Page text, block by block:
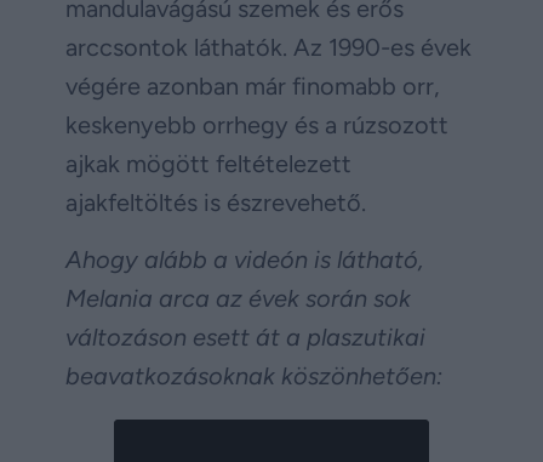
mandulavágású szemek és erős
arccsontok láthatók. Az 1990-es évek
végére azonban már finomabb orr,
keskenyebb orrhegy és a rúzsozott
ajkak mögött feltételezett
ajakfeltöltés is észrevehető.
Ahogy alább a videón is látható,
Melania arca az évek során sok
változáson esett át a plaszutikai
beavatkozásoknak köszönhetően: